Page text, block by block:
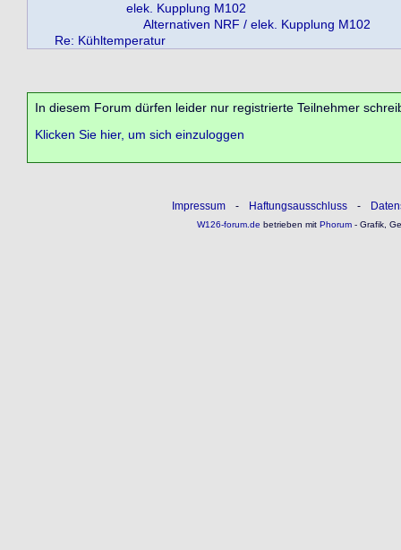
elek. Kupplung M102
Alternativen NRF / elek. Kupplung M102
Re: Kühltemperatur
In diesem Forum dürfen leider nur registrierte Teilnehmer
Klicken Sie hier, um sich einzuloggen
Impressum - Haftungsausschluss -
W126-forum.de betrieben mitPhorum- Grafik,